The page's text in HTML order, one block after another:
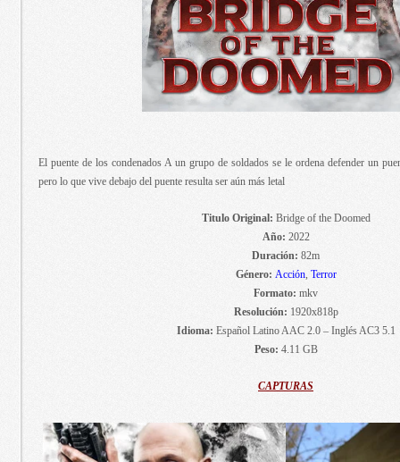
El puente de los condenados A un grupo de soldados se le ordena defender un
pero lo que vive debajo del puente resulta ser aún más letal
Titulo Original: Bridge of the Doomed
Año: 2022
Duración: 82m
Género: Acción, Terror
Formato: mkv
Resolución: 1920x818p
Idioma: Español Latino AAC 2.0 – Inglés AC3 5.1
Peso: 4.11 GB
CAPTURAS